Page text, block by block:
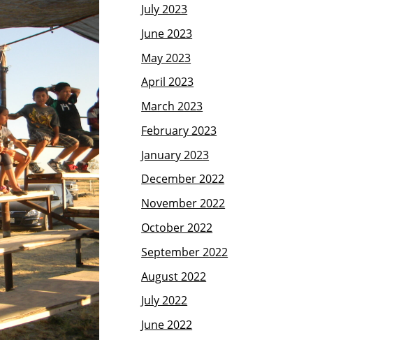
July 2023
June 2023
May 2023
April 2023
March 2023
February 2023
January 2023
December 2022
November 2022
October 2022
September 2022
August 2022
July 2022
June 2022